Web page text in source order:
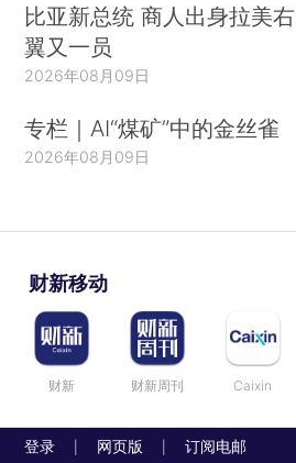
比亚新总统 商人出身拉美右
翼又一员
2026年08月09日
专栏｜AI“煤矿”中的金丝雀
2026年08月09日
财新移动
财新 财新周刊 Caixin
登录 网页版 订阅电邮